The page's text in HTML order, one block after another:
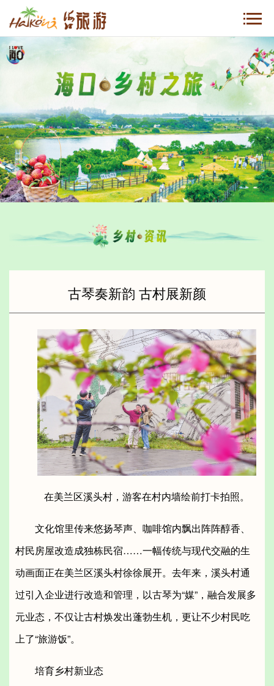
古琴奏新韵 古村展新颜
在美兰区溪头村，游客在村内墙绘前打卡拍照。
文化馆里传来悠扬琴声、咖啡馆内飘出阵阵醇香、
村民房屋改造成独栋民宿……一幅传统与现代交融的生
动画面正在美兰区溪头村徐徐展开。去年来，溪头村通
过引入企业进行改造和管理，以古琴为“媒”，融合发展多
元业态，不仅让古村焕发出蓬勃生机，更让不少村民吃
上了“旅游饭”。
培育乡村新业态